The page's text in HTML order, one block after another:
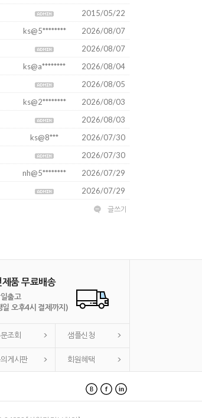
2015/05/22
ks@5********
2026/08/07
2026/08/07
ks@a********
2026/08/04
2026/08/05
ks@2********
2026/08/03
2026/08/03
ks@8***
2026/07/30
2026/07/30
nh@5********
2026/07/29
2026/07/29
글쓰기
제품 무료배송
출고
일 오후4시 결제까지)
조회 샘플신청
게시판 회원혜택